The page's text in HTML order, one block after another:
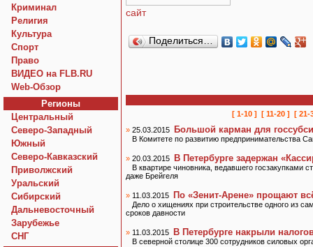
Криминал
Религия
Культура
Спорт
Право
ВИДЕО на FLB.RU
Web-Обзор
Регионы
Центральный
Северо-Западный
Южный
Северо-Кавказский
Приволжский
Уральский
Сибирский
Дальневосточный
Зарубежье
СНГ
сайт
Поделиться…
[ 1-10 ] [ 11-20 ] [ 21-
» 25.03.2015 Большой карман для
В Комитете по развитию предпринимательства
» 20.03.2015 В Петербурге задержан
В квартире чиновника, ведавшего госзакупками
даже Брейгеля
» 11.03.2015 По «Зенит-Арене» прощают
Дело о хищениях при строительстве одного из
сроков давности
» 11.03.2015 В Петербурге накрыли
В северной столице 300 сотрудников силовых